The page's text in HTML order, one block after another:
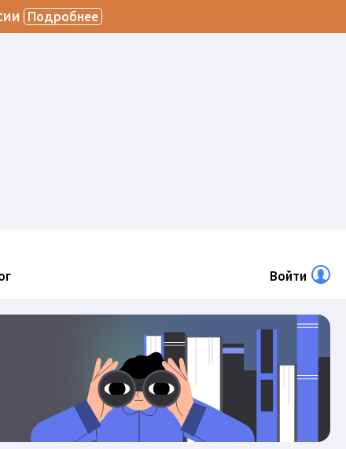
Подробнее
Войти